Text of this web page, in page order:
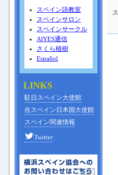
スペイン語教室
スペインサロン
スペインサークル
AIYES通信
さくら植樹
Español
LINKS
駐日スペイン大使館
在スペイン日本国大使館
スペイン関連情報
Twitter
ス